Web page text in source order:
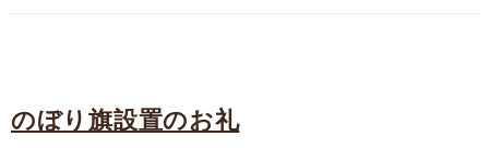
のぼり旗設置のお礼